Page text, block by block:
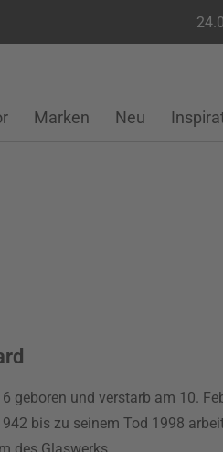
Marken Neu
geboren und verstarb am 10.
bis zu seinem Tod 1998